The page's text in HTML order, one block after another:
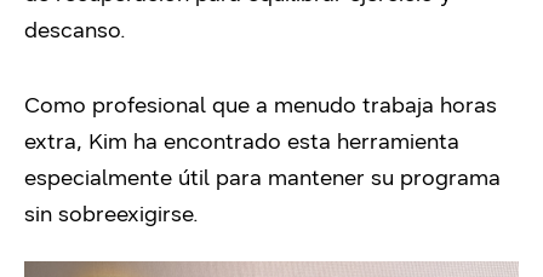
descanso.
Como profesional que a menudo trabaja horas
extra, Kim ha encontrado esta herramienta
especialmente útil para mantener su programa
sin sobreexigirse.